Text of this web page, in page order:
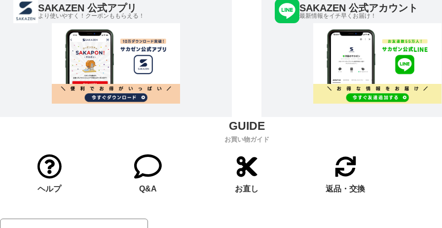
SAKAZEN 公式アプリ
より使いやすく！クーポンももらえる！
SAKAZEN 公式アカウント
最新情報をイチ早くお届け！
お買い物ガイド
ヘルプ Q&A お直し 返品・交換